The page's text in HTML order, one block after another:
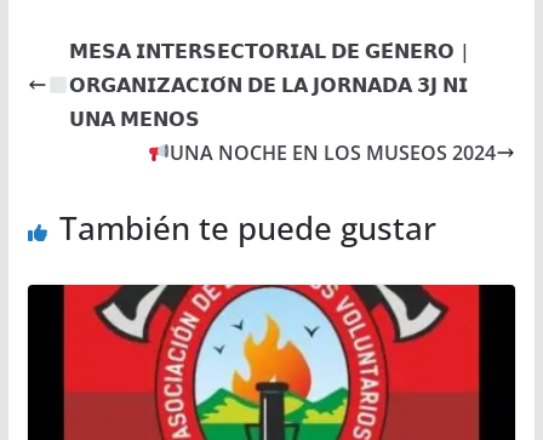
𝗠𝗘𝗦𝗔 𝗜𝗡𝗧𝗘𝗥𝗦𝗘𝗖𝗧𝗢𝗥𝗜𝗔𝗟 𝗗𝗘 𝗚𝗘́𝗡𝗘𝗥𝗢 |
𝗢𝗥𝗚𝗔𝗡𝗜𝗭𝗔𝗖𝗜𝗢́𝗡 𝗗𝗘 𝗟𝗔 𝗝𝗢𝗥𝗡𝗔𝗗𝗔 𝟯𝗝 𝗡𝗜
𝗨𝗡𝗔 𝗠𝗘𝗡𝗢𝗦
UNA NOCHE EN LOS MUSEOS 2024
También te puede gustar